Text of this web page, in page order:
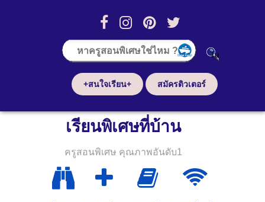
+สนใจเรียน+ สมัครติวเตอร์
เรียนพิเศษที่บ้าน
ครูสอนพิเศษ คุณภาพอันดับ1